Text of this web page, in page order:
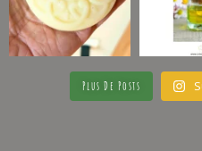
Plus De Posts